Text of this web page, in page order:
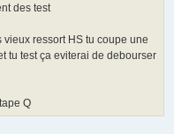
des test
ressort HS tu coupe une
tu test ça eviterai de debourser
Q